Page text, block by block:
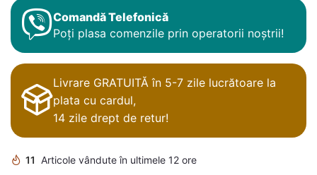
Comandă Telefonică
Poți plasa comenzile prin operatorii noștrii!
Livrare GRATUITĂ în 5-7 zile lucrătoare la
plata cu cardul,
14 zile drept de retur!
11 Articole vândute în ultimele 12 ore